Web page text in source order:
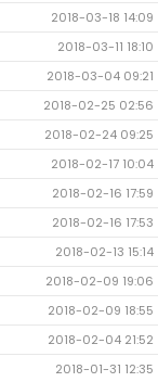
2018-03-18 14:09
2018-03-11 18:10
2018-03-04 09:21
2018-02-25 02:56
2018-02-24 09:25
2018-02-17 10:04
2018-02-16 17:59
2018-02-16 17:53
2018-02-13 15:14
2018-02-09 19:06
2018-02-09 18:55
2018-02-04 21:52
2018-01-31 12:35